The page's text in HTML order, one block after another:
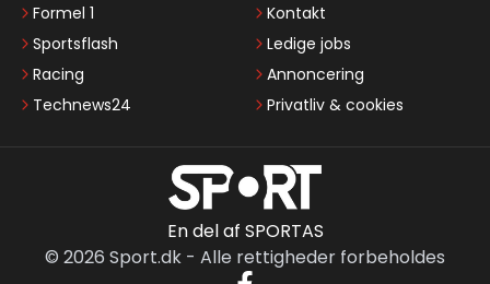
Formel 1
Sportsflash
Racing
Technews24
Kontakt
Ledige jobs
Annoncering
Privatliv & cookies
En del af SPORTAS
© 2026 Sport.dk - Alle rettigheder forbeholdes